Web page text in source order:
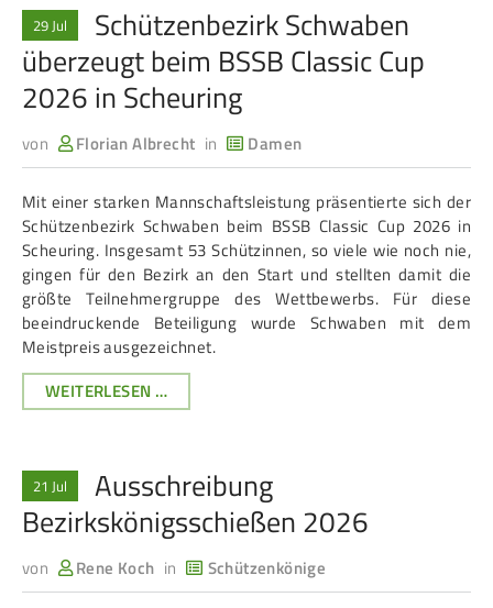
29 Jul
Schützenbezirk Schwaben
überzeugt beim BSSB Classic Cup
2026 in Scheuring
von Florian Albrecht in Damen
Mit einer starken Mannschaftsleistung präsentierte sich der
Schützenbezirk Schwaben beim BSSB Classic Cup 2026 in
Scheuring. Insgesamt 53 Schützinnen, so viele wie noch nie,
gingen für den Bezirk an den Start und stellten damit die
größte Teilnehmergruppe des Wettbewerbs. Für diese
beeindruckende Beteiligung wurde Schwaben mit dem
Meistpreis ausgezeichnet.
WEITERLESEN …SCHÜTZENBEZIRK
SCHWABEN
BSSB
CLASSIC
CUP
2026
21 Jul
Ausschreibung
Bezirkskönigsschießen 2026
von Rene Koch in Schützenkönige
Bezirk Schwaben
Präsidium
Gaue & Mitglieder
Referenten
Ehrungen
Service
Bezirksschützen­tag
Böllerschützen
Schützen­­museum
SPORT
Schützensport
Meisterschaften
Bogen
Kader
RWK
JUGEND
Schützen Jugend